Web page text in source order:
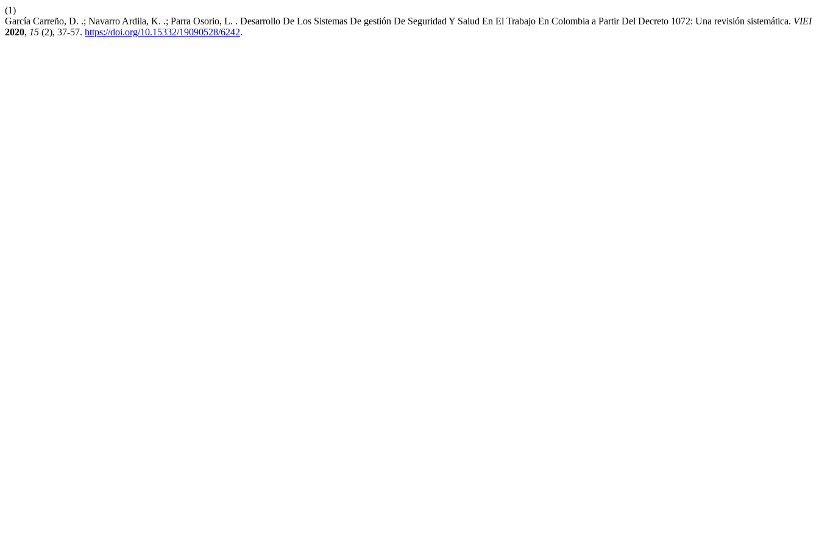
(1)
García Carreño, D. .; Navarro Ardila, K. .; Parra Osorio, L. . Desarrollo De Los Sistemas De gestión De Seguridad Y Salud En El Trabajo En Colombia a Partir Del Decreto 1072: Una revisión sistemática. VIEI
2020, 15 (2), 37-57. https://doi.org/10.15332/19090528/6242.